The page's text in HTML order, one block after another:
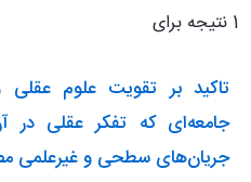
1 نتیجه برای
تاکید بر تقویت علوم
جامعه‌ای که تفکر عقلی در
جریان‌های سطحی و غیرعلمی